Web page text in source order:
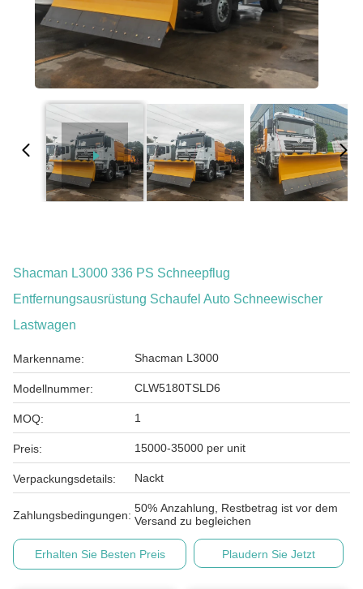
Shacman L3000 336 PS Schneepflug
Entfernungsausrüstung Schaufel Auto Schneewischer
Lastwagen
Markenname: Shacman L3000
Modellnummer: CLW5180TSLD6
MOQ: 1
Preis: 15000-35000 per unit
Verpackungsdetails: Nackt
Zahlungsbedingungen:
50% Anzahlung, Restbetrag ist vor dem
Versand zu begleichen
Erhalten Sie Besten Preis Plaudern Sie Jetzt